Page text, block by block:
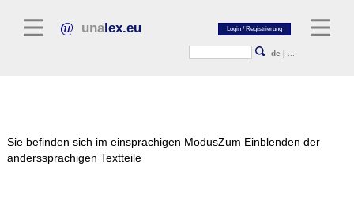
unalex.eu
de |
Sie befinden sich im einsprachigen ModusZum Einblenden der
anderssprachigen Textteile